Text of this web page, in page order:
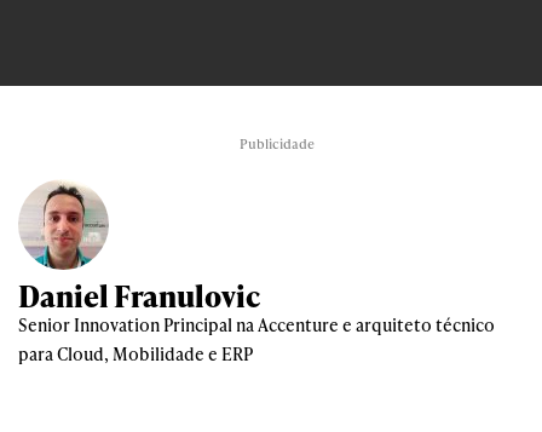
Publicidade
Daniel Franulovic
Senior Innovation Principal na Accenture e arquiteto técnico
para Cloud, Mobilidade e ERP